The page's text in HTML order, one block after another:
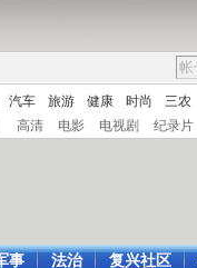
汽车 旅游 健康 时尚 三农
高清 电影 电视剧 纪录片
事 法治 复兴社区